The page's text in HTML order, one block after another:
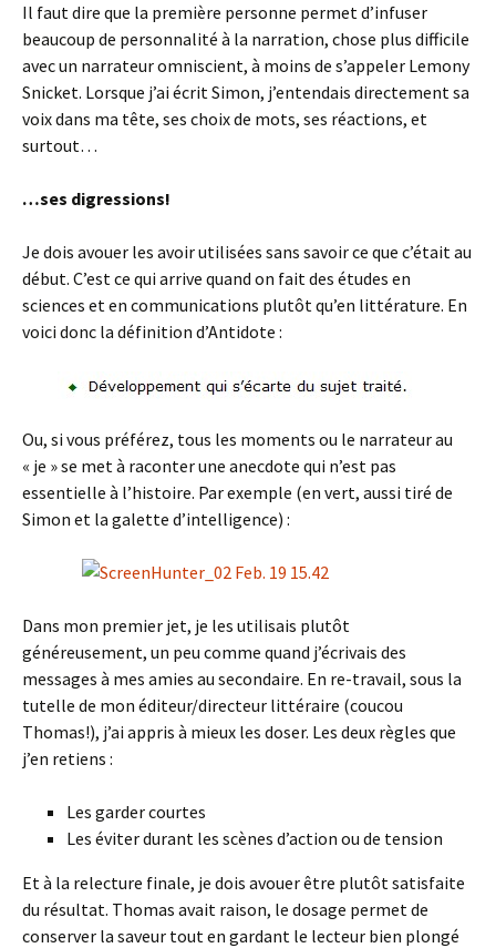
Il faut dire que la première personne permet d’infuser
beaucoup de personnalité à la narration, chose plus difficile
avec un narrateur omniscient, à moins de s’appeler Lemony
Snicket. Lorsque j’ai écrit Simon, j’entendais directement sa
voix dans ma tête, ses choix de mots, ses réactions, et
surtout…
…ses digressions!
Je dois avouer les avoir utilisées sans savoir ce que c’était au
début. C’est ce qui arrive quand on fait des études en
sciences et en communications plutôt qu’en littérature. En
voici donc la définition d’Antidote :
Ou, si vous préférez, tous les moments ou le narrateur au
« je » se met à raconter une anecdote qui n’est pas
essentielle à l’histoire. Par exemple (en vert, aussi tiré de
Simon et la galette d’intelligence) :
Dans mon premier jet, je les utilisais plutôt
généreusement, un peu comme quand j’écrivais des
messages à mes amies au secondaire. En re-travail, sous la
tutelle de mon éditeur/directeur littéraire (coucou
Thomas!), j’ai appris à mieux les doser. Les deux règles que
j’en retiens :
Les garder courtes
Les éviter durant les scènes d’action ou de tension
Et à la relecture finale, je dois avouer être plutôt satisfaite
du résultat. Thomas avait raison, le dosage permet de
conserver la saveur tout en gardant le lecteur bien plongé